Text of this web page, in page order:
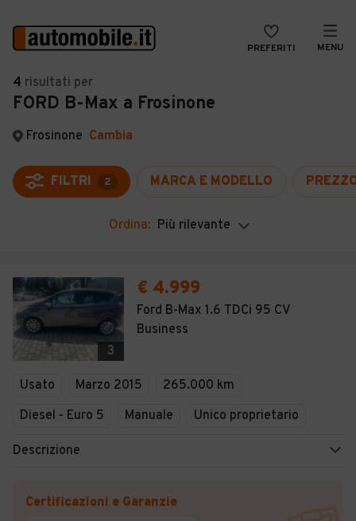
PREFERITI MENU
Auto
Auto usate
Auto Km 0
Auto Nuove
Noleggio a lungo termine
Moto
Camper
Veicoli Commerciali
VENDI
MAGAZINE
ACCEDI
4 risultati per
FORD B-Max a Frosinone
Frosinone Cambia
FILTRI 2 MARCA E MODELLO
Ordina: Più rilevante
3
€ 4.999
Ford B-Max 1.6 TDCi 95 CV
Business
Usato Marzo 2015
265.000 km
Diesel - Euro 5
Manuale Unico proprietario
Descrizione
Certificazioni e Garanzie